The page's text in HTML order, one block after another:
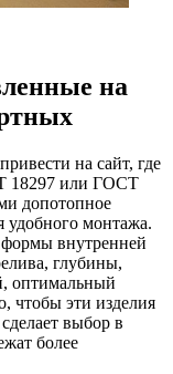
на
на сайт, где
18297 или ГОСТ
допотопное
удобного монтажа.
формы внутренней
глубины,
оптимальный
чтобы эти изделия
выбор в
более